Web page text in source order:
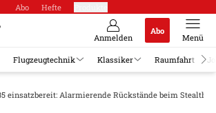
Abo Hefte
Anmelden
Abo
Menü
Flugzeugtechnik Klassiker Raumfahrt
einsatzbereit: Alarmierende Rückstände beim Stealth-